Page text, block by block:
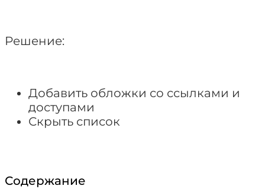
Решение:
Добавить обложки со ссылками и
доступами
Скрыть список
Содержание